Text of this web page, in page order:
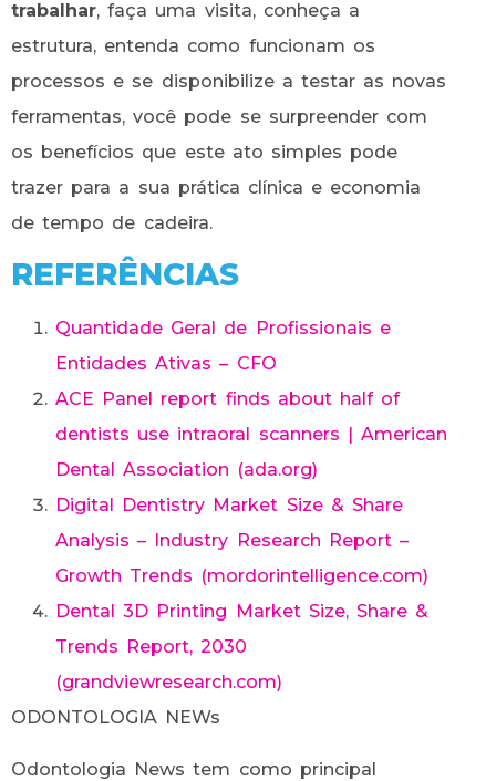
trabalhar, faça uma visita, conheça a
estrutura, entenda como funcionam os
processos e se disponibilize a testar as novas
ferramentas, você pode se surpreender com
os benefícios que este ato simples pode
trazer para a sua prática clínica e economia
de tempo de cadeira.
REFERÊNCIAS
Quantidade Geral de Profissionais e
Entidades Ativas – CFO
ACE Panel report finds about half of
dentists use intraoral scanners | American
Dental Association (ada.org)
Digital Dentistry Market Size & Share
Analysis – Industry Research Report –
Growth Trends (mordorintelligence.com)
Dental 3D Printing Market Size, Share &
Trends Report, 2030
(grandviewresearch.com)
ODONTOLOGIA NEWs
Odontologia News tem como principal